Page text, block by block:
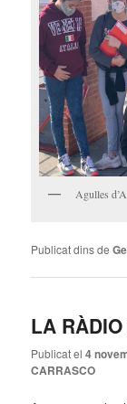
Agulles
Publicat dins de
LA
Publicat el4
CARRASCO